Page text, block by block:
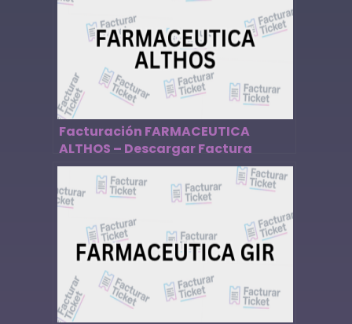
Facturación FARMACEUTICA
ALTHOS – Descargar Factura